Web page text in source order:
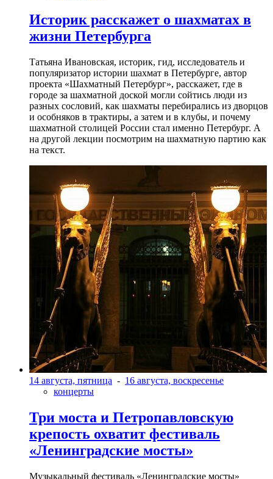
Историк расскажет о шахматах в
жизни Петербурга
Татьяна Ивановская, историк, гид, исследователь и
популяризатор истории шахмат в Петербурге, автор
проекта «Шахматный Петербург», расскажет, где в
городе за шахматной доской могли сойтись люди из
разных сословий, как шахматы перебирались из дворцов
и особняков в трактиры, а затем и в клубы, и почему
шахматной столицей России стал именно Петербург. А
на другой лекции посмотрим на шахматную партию как
на текст.
14 августа, пятница - 16 августа, воскресенье
концерты
Три моста и Петропавловскую
крепость охватит фестиваль
«Ленинградские мосты»
Музыкальный фестиваль «Ленинградские мосты»